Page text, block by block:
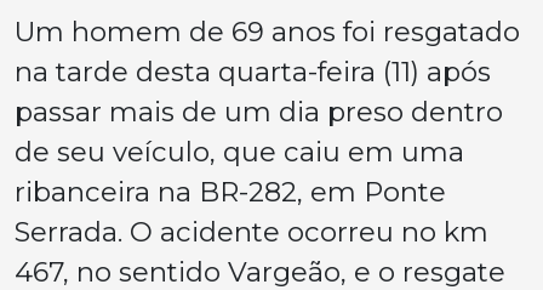
Um homem de 69 anos foi resgatado
na tarde desta quarta-feira (11) após
passar mais de um dia preso dentro
de seu veículo, que caiu em uma
ribanceira na BR-282, em Ponte
Serrada. O acidente ocorreu no km
467, no sentido Vargeão, e o resgate